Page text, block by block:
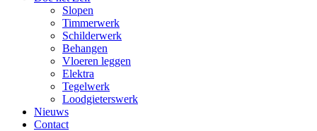
Slopen
Timmerwerk
Schilderwerk
Behangen
Vloeren leggen
Elektra
Tegelwerk
Loodgieterswerk
Nieuws
Contact